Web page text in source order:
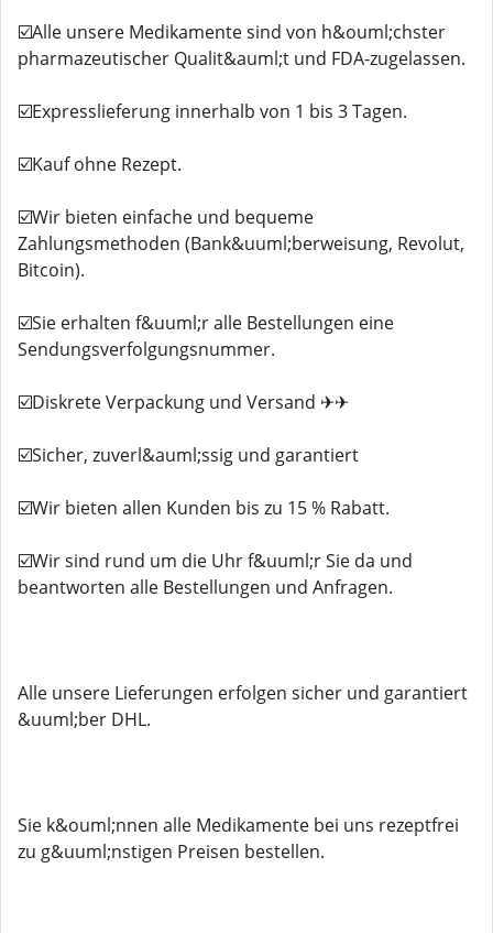
☑️Alle unsere Medikamente sind von h&ouml;chster
pharmazeutischer Qualit&auml;t und FDA-zugelassen.
☑️Expresslieferung innerhalb von 1 bis 3 Tagen.
☑️Kauf ohne Rezept.
☑️Wir bieten einfache und bequeme
Zahlungsmethoden (Bank&uuml;berweisung, Revolut,
Bitcoin).
☑️Sie erhalten f&uuml;r alle Bestellungen eine
Sendungsverfolgungsnummer.
☑️Diskrete Verpackung und Versand ✈✈
☑️Sicher, zuverl&auml;ssig und garantiert
☑️Wir bieten allen Kunden bis zu 15 % Rabatt.
☑️Wir sind rund um die Uhr f&uuml;r Sie da und
beantworten alle Bestellungen und Anfragen.
Alle unsere Lieferungen erfolgen sicher und garantiert
&uuml;ber DHL.
Sie k&ouml;nnen alle Medikamente bei uns rezeptfrei
zu g&uuml;nstigen Preisen bestellen.